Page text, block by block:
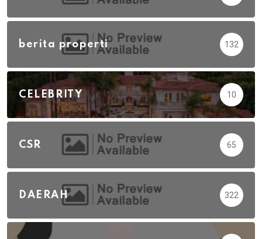
berita properti 132
CELEBRITY 10
CSR 65
DAERAH 322